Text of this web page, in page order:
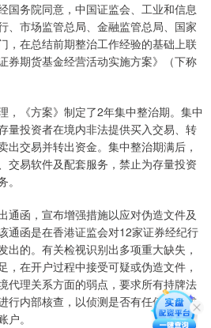
务院同意，中国证监会、工业和信息
、市场监管总局、金融监管总局、国家
，在总结前期整治工作经验的基础上联
券期货基金经营活动实施方案》（下称
《方案》制定了2年集中整治期。集中
量投资者在境内非法提供买入交易、转
出交易并转出资金。集中整治期满后，
交易软件及配套服务，禁止为存量投资
函，宣布增强措施以应对伪造文件及
通函是在香港证监会对12家证券经纪行
出的。有关检视识别出多项重大缺失，
，在开户过程中接受可疑或伪造文件，
代理关系方面的弱点，要求所有持牌法
行内部核查，以侦测是否有任何可疑或
。